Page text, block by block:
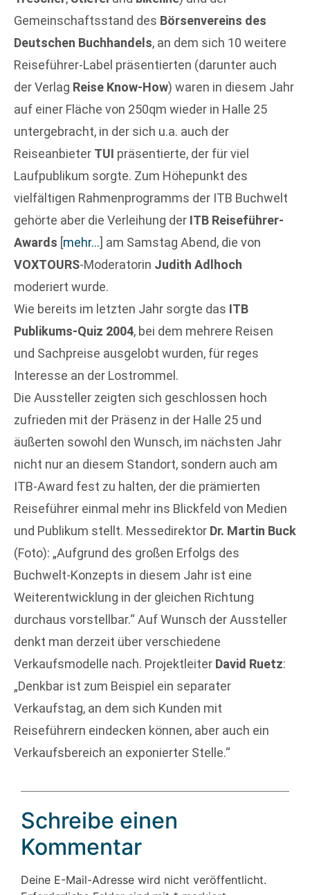
Gemeinschaftsstand des Börsenvereins des
Deutschen Buchhandels, an dem sich 10 weitere
Reiseführer-Label präsentierten (darunter auch
der Verlag Reise Know-How) waren in diesem Jahr
auf einer Fläche von 250qm wieder in Halle 25
untergebracht, in der sich u.a. auch der
Reiseanbieter TUI präsentierte, der für viel
Laufpublikum sorgte. Zum Höhepunkt des
vielfältigen Rahmenprogramms der ITB Buchwelt
gehörte aber die Verleihung der ITB Reiseführer-
Awards [mehr…] am Samstag Abend, die von
VOXTOURS-Moderatorin Judith Adlhoch
moderiert wurde.
Wie bereits im letzten Jahr sorgte das ITB
Publikums-Quiz 2004, bei dem mehrere Reisen
und Sachpreise ausgelobt wurden, für reges
Interesse an der Lostrommel.
Die Aussteller zeigten sich geschlossen hoch
zufrieden mit der Präsenz in der Halle 25 und
äußerten sowohl den Wunsch, im nächsten Jahr
nicht nur an diesem Standort, sondern auch am
ITB-Award fest zu halten, der die prämierten
Reiseführer einmal mehr ins Blickfeld von Medien
und Publikum stellt. Messedirektor Dr. Martin Buck
(Foto): „Aufgrund des großen Erfolgs des
Buchwelt-Konzepts in diesem Jahr ist eine
Weiterentwicklung in der gleichen Richtung
durchaus vorstellbar.“ Auf Wunsch der Aussteller
denkt man derzeit über verschiedene
Verkaufsmodelle nach. Projektleiter David Ruetz:
„Denkbar ist zum Beispiel ein separater
Verkaufstag, an dem sich Kunden mit
Reiseführern eindecken können, aber auch ein
Verkaufsbereich an exponierter Stelle.“
Schreibe einen
Kommentar
Deine E-Mail-Adresse wird nicht veröffentlicht.